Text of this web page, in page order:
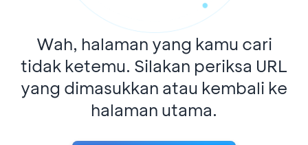
Wah, halaman yang kamu cari
tidak ketemu. Silakan periksa URL
yang dimasukkan atau kembali ke
halaman utama.